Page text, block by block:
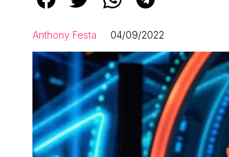
Anthony Festa 04/09/2022